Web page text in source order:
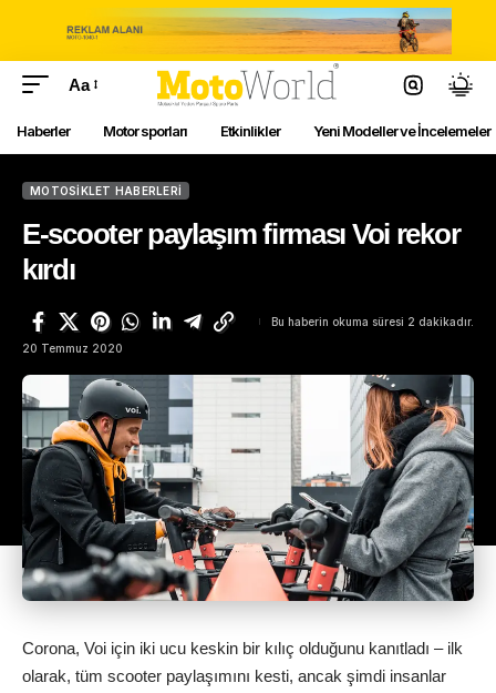
Aa
Haberler Motor sporları Etkinlikler Yeni Modeller ve İncelemeler
MOTOSIKLET HABERLERI
E-scooter paylaşım firması Voi rekor
kırdı
20 Temmuz 2020
Bu haberin okuma süresi 2 dakikadır.
Corona, Voi için iki ucu keskin bir kılıç olduğunu kanıtladı – ilk
olarak, tüm scooter paylaşımını kesti, ancak şimdi insanlar